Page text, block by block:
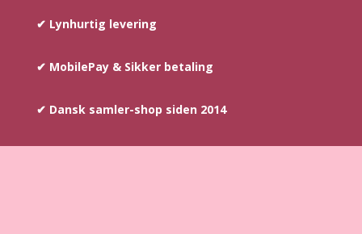
✔ Lynhurtig levering
✔ MobilePay & Sikker betaling
✔ Dansk samler-shop siden 2014